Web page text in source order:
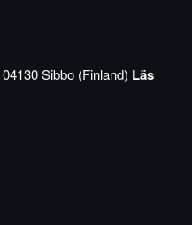
04130 Sibbo (Finland) Läs